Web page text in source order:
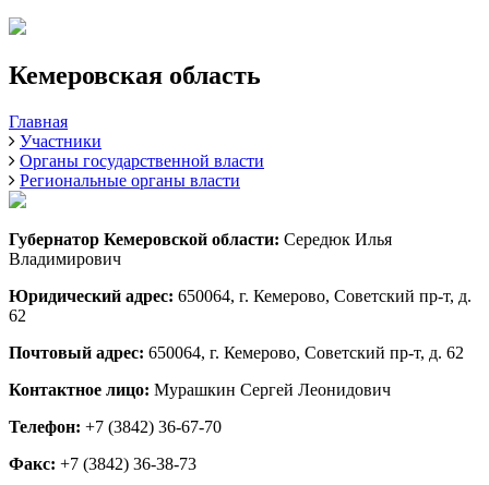
Кемеровская область
Главная
Участники
Органы государственной власти
Региональные органы власти
Губернатор Кемеровской области: Середюк Илья
Владимирович
Юридический адрес: 650064, г. Кемерово, Советский пр-т, д.
62
Почтовый адрес: 650064, г. Кемерово, Советский пр-т, д. 62
Контактное лицо: Мурашкин Сергей Леонидович
Телефон: +7 (3842) 36-67-70
Факс: +7 (3842) 36-38-73